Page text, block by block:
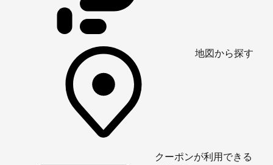
地図から探す
クーポンが利用できる